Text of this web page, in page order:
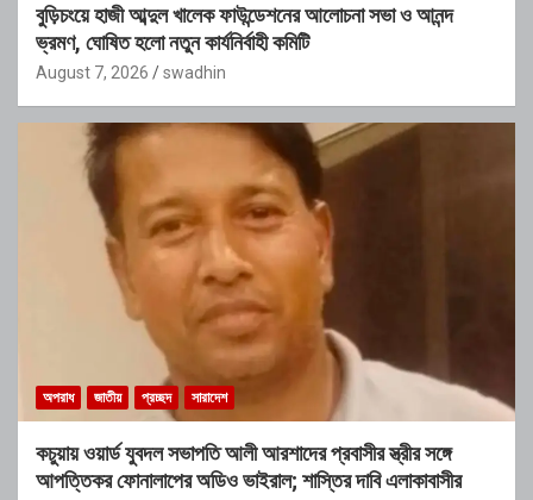
বুড়িচংয়ে হাজী আব্দুল খালেক ফাউন্ডেশনের আলোচনা সভা ও আনন্দ
ভ্রমণ, ঘোষিত হলো নতুন কার্যনির্বাহী কমিটি
August 7, 2026 swadhin
অপরাধ জাতীয় প্রচ্ছদ সারাদেশ
কচুয়ায় ওয়ার্ড যুবদল সভাপতি আলী আরশাদের প্রবাসীর স্ত্রীর সঙ্গে
আপত্তিকর ফোনালাপের অডিও ভাইরাল; শাস্তির দাবি এলাকাবাসীর